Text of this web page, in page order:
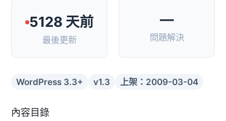
5128 天前
最後更新
—
問題解決
WordPress 3.3+ v1.3 上架：2009-03-04
內容目錄